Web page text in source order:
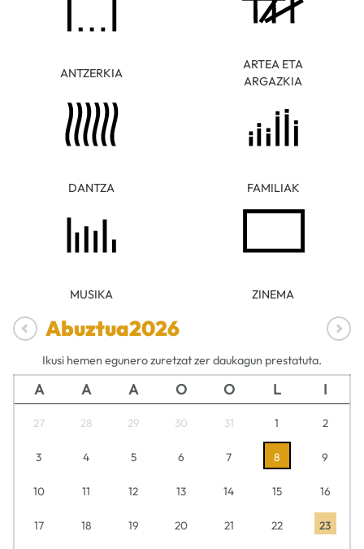
ANTZERKIA
ARTEA ETA
ARGAZKIA
DANTZA FAMILIAK
MUSIKA ZINEMA
Abuztua2026
Ikusi hemen egunero zuretzat zer daukagun prestatuta.
A A A O O L I
27 28 29 30 31 1 2
3 4 5 6 7 8 9
10 11 12 13 14 15 16
17 18 19 20 21 22 23